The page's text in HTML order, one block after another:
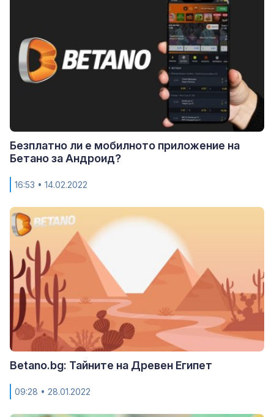
Безплатно ли е мобилното приложение на
Бетано за Андроид?
16:53 • 14.02.2022
Betano.bg: Тайните на Древен Египет
09:28 • 28.01.2022